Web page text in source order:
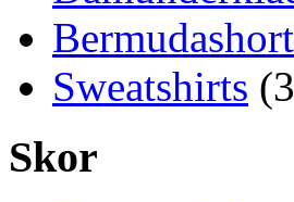
Sweatshirts
Skor